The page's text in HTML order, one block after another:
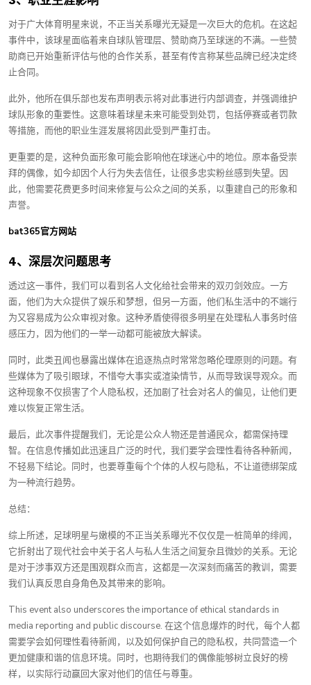
对于广大体育明星来说，不正当关系曝光无疑是一次巨大的危机。在这起
事件中，该球星面临着来自球队管理层、赞助商乃至球迷的不满。一些赞
助商已开始重新评估与他的合作关系，甚至有传言称某些品牌已经决定终
止合同。
此外，他所在俱乐部也发布声明表示将对此事进行内部调查，并强调维护
球队形象的重要性。这意味着球星未来可能受到处罚，包括停赛或者罚款
等措施，而他的职业生涯发展将因此受到严重打击。
更重要的是，这种负面形象可能会影响他在球迷心中的地位。原本备受崇
拜的偶像，如今却因个人行为失去信任，让很多忠实粉丝感到失望。因
此，他需要花费更多时间来修复与公众之间的关系，以重建自己的形象和
声誉。
bat365官方网站
4、深层次问题思考
透过这一事件，我们可以看到名人文化给社会带来的双刃剑效应。一方
面，他们为大众提供了娱乐和梦想，但另一方面，他们私生活中的不端行
为又容易成为公众审视对象。这种矛盾使得很多明星在处理私人事务时倍
感压力，因为他们的一举一动都可能被放大解读。
同时，此类丑闻也暴露出媒体在追逐热点时常常忽略伦理原则的问题。有
些媒体为了吸引眼球，不惜夸大事实或渲染情节，从而导致误导观众。而
这种现象不仅损害了个人隐私权，还加剧了社会对名人的偏见，让他们更
难以恢复正常生活。
最后，此次事件提醒我们，无论是公众人物还是普通民众，都需保持理
智。在信息传播如此迅速且广泛的时代，我们要学会理性看待各种新闻，
不轻易下结论。同时，也要尊重每个个体的人权与隐私，不让道德绑架成
为一种流行趋势。
总结：
综上所述，足球明星与嫩模的不正当关系曝光不仅仅是一桩简单的绯闻，
它折射出了现代社会中关于名人与私人生活之间复杂且微妙的关系。无论
是对于涉事双方还是围观群众而言，这都是一次深刻而痛苦的教训，需要
我们认真反思自身角色及其带来的影响。
This event also underscores the importance of ethical standards in
media reporting and public discourse. 在这个信息爆炸的时代，每个人都
需要学会如何理性看待新闻，以及如何保护自己的隐私权，共同营造一个
更加健康和谐的信息环境。同时，也期待我们的偶像能够树立良好的榜
样，以实际行动赢回大家对他们的信任与尊重。